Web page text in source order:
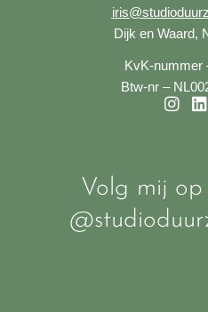
Dijk en Waard,
KvK-nummer
Btw-nr –
I
a
g
r
L
e
d
i
Volg mij